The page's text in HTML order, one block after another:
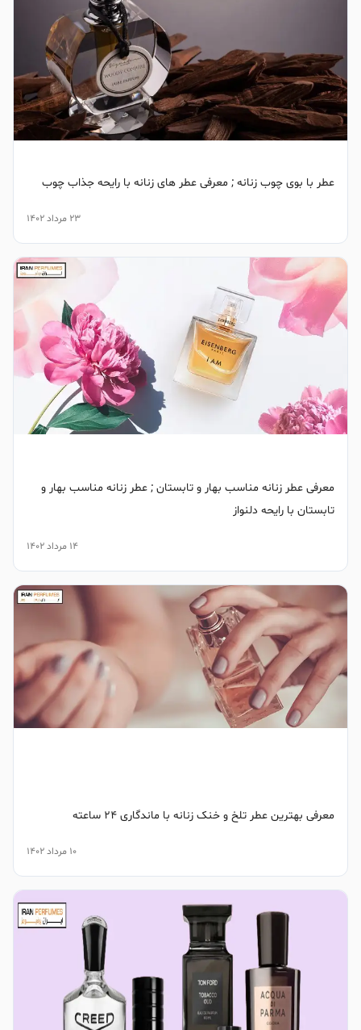
عطر با بوی چوب زنانه ; معرفی عطر های زنانه با رایحه جذاب چوب
23 مرداد 1402
معرفی عطر زنانه مناسب بهار و تابستان ; عطر زنانه مناسب بهار و
تابستان با رایحه دلنواز
14 مرداد 1402
معرفی بهترین عطر تلخ و خنک زنانه با ماندگاری 24 ساعته
10 مرداد 1402